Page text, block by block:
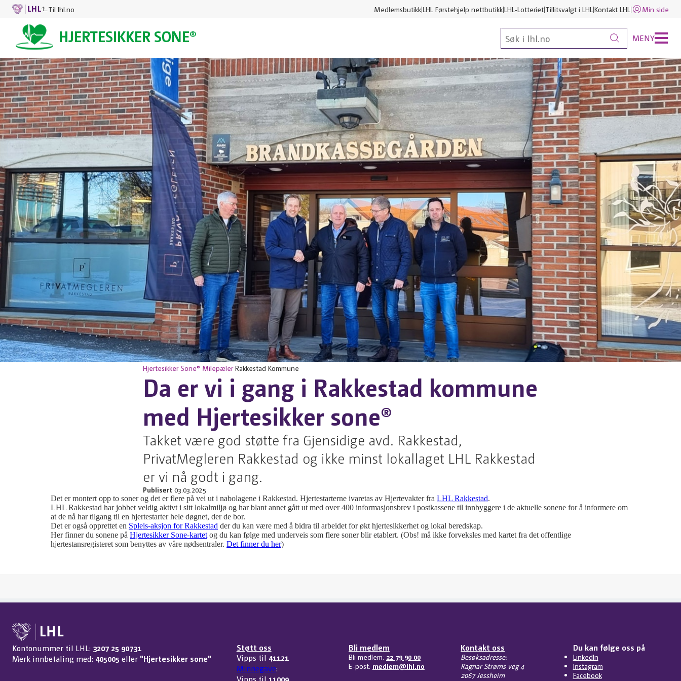
Til lhl.no MedlemsbutikkLHL Førstehjelp nettbutikkLHL-Lotteriet Tillitsvalgt i LHL Kontakt LHL Min side
MENY
Hjertesikker Sone® Milepæler Rakkestad Kommune
Da er vi i gang i Rakkestad kommune
med Hjertesikker sone®
Takket være god støtte fra Gjensidige avd. Rakkestad,
PrivatMegleren Rakkestad og ikke minst lokallaget LHL Rakkestad
er vi nå godt i gang.
Publisert 03.03.2025
Det er montert opp to soner og det er flere på vei ut i nabolagene i Rakkestad. Hjertestarterne ivaretas av Hjertevakter fra LHL Rakkestad.
LHL Rakkestad har jobbet veldig aktivt i sitt lokalmiljø og har blant annet gått ut med over 400 informasjonsbrev i postkassene til innbyggere i de aktuelle sonene for å informere om
at de nå har tilgang til en hjertestarter hele døgnet, der de bor.
Det er også opprettet en Spleis-aksjon for Rakkestad der du kan være med å bidra til arbeidet for økt hjertesikkerhet og lokal beredskap.
Her finner du sonene på Hjertesikker Sone-kartet og du kan følge med underveis som flere soner blir etablert. (Obs! må ikke forveksles med kartet fra det offentlige
hjertestansregisteret som benyttes av våre nødsentraler. Det finner du her)
Kontonummer til LHL: 3207 25 90731
Merk innbetaling med: 405005eller "Hjertesikker sone"
Støtt oss
Vipps til 41121
Minnegave:
Vipps til 11009
Bli medlem
Bli medlem: 22 79 90 00
E-post: medlem@lhl.no
Kontakt oss
Besøksadresse:
Ragnar Strøms veg 4
2067 Jessheim
Du kan følge oss på
LinkedIn
Instagram
Facebook